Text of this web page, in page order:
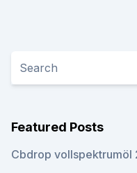
Featured Posts
Cbdrop vollspektrumöl